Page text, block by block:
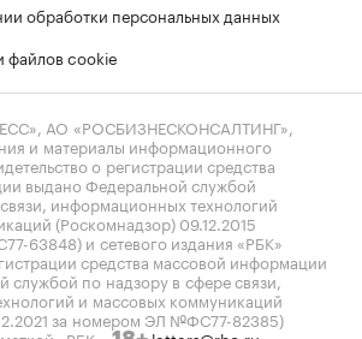
обработки персональных данных
файлов cookie
АО «РОСБИЗНЕСКОНСАЛТИНГ»,
и материалы информационного
о регистрации средства
выдано Федеральной службой
информационных технологий
(Роскомнадзор) 09.12.2015
63848) и сетевого издания «РБК»
средства массовой информации
службой по надзору в сфере связи,
и массовых коммуникаций
за номером ЭЛ №ФС77-82385)